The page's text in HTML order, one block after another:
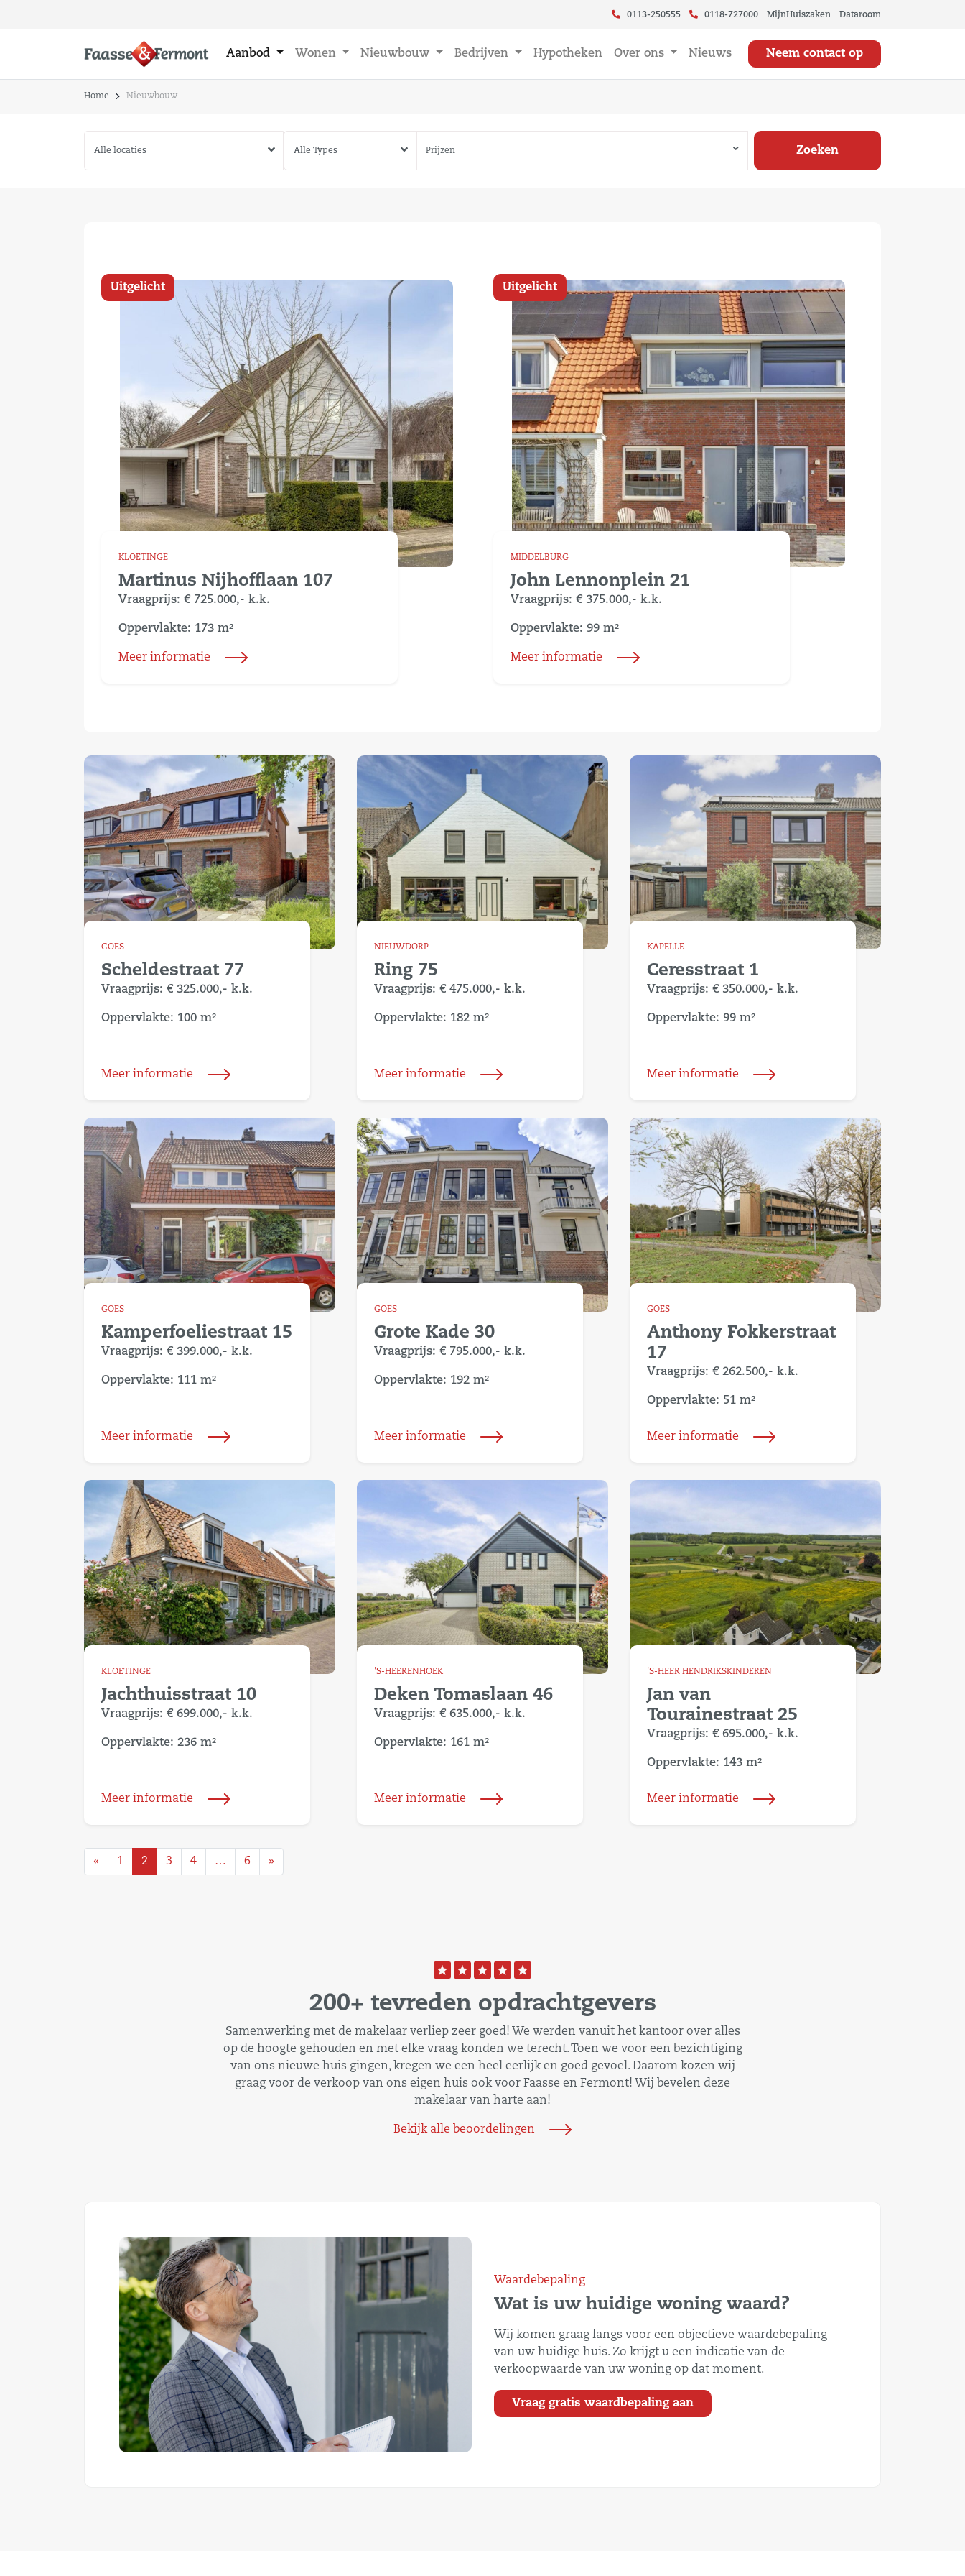
0113-250555 0118-727000 MijnHuiszaken Dataroom
Aanbod Wonen Nieuwbouw Bedrijven Hypotheken Over ons Nieuws Neem contact op
Home Nieuwbouw
Prijzen Zoeken
Uitgelicht
KLOETINGE
Martinus Nijhofflaan 107
Vraagprijs: € 725.000,- k.k.
Oppervlakte: 173 m²
Meer informatie
Uitgelicht
MIDDELBURG
John Lennonplein 21
Vraagprijs: € 375.000,- k.k.
Oppervlakte: 99 m²
Meer informatie
GOES
Scheldestraat 77
Vraagprijs: € 325.000,- k.k.
Oppervlakte: 100 m²
Meer informatie
NIEUWDORP
Ring 75
Vraagprijs: € 475.000,- k.k.
Oppervlakte: 182 m²
Meer informatie
KAPELLE
Ceresstraat 1
Vraagprijs: € 350.000,- k.k.
Oppervlakte: 99 m²
Meer informatie
GOES
Kamperfoeliestraat 15
Vraagprijs: € 399.000,- k.k.
Oppervlakte: 111 m²
Meer informatie
GOES
Grote Kade 30
Vraagprijs: € 795.000,- k.k.
Oppervlakte: 192 m²
Meer informatie
GOES
Anthony Fokkerstraat
17
Vraagprijs: € 262.500,- k.k.
Oppervlakte: 51 m²
Meer informatie
KLOETINGE
Jachthuisstraat 10
Vraagprijs: € 699.000,- k.k.
Oppervlakte: 236 m²
Meer informatie
'S-HEERENHOEK
Deken Tomaslaan 46
Vraagprijs: € 635.000,- k.k.
Oppervlakte: 161 m²
Meer informatie
'S-HEER HENDRIKSKINDEREN
Jan van
Tourainestraat 25
Vraagprijs: € 695.000,- k.k.
Oppervlakte: 143 m²
Meer informatie
« 1 2 3 4 … 6 »
200+ tevreden opdrachtgevers
Samenwerking met de makelaar verliep zeer goed! We werden vanuit het kantoor over alles
op de hoogte gehouden en met elke vraag konden we terecht. Toen we voor een bezichtiging
van ons nieuwe huis gingen, kregen we een heel eerlijk en goed gevoel. Daarom kozen wij
graag voor de verkoop van ons eigen huis ook voor Faasse en Fermont! Wij bevelen deze
makelaar van harte aan!
Bekijk alle beoordelingen
Waardebepaling
Wat is uw huidige woning waard?
Wij komen graag langs voor een objectieve waardebepaling
van uw huidige huis. Zo krijgt u een indicatie van de
verkoopwaarde van uw woning op dat moment.
Vraag gratis waardbepaling aan